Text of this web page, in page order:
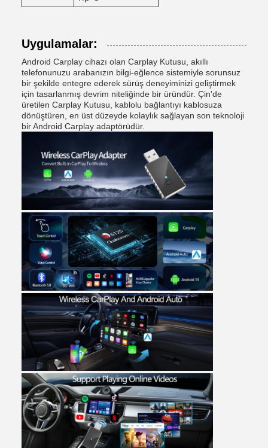
Uygulamalar:
Android Carplay cihazı olan Carplay Kutusu, akıllı
telefonunuzu arabanızın bilgi-eğlence sistemiyle sorunsuz
bir şekilde entegre ederek sürüş deneyiminizi geliştirmek
için tasarlanmış devrim niteliğinde bir üründür. Çin'de
üretilen Carplay Kutusu, kablolu bağlantıyı kablosuza
dönüştüren, en üst düzeyde kolaylık sağlayan son teknoloji
bir Android Carplay adaptörüdür.